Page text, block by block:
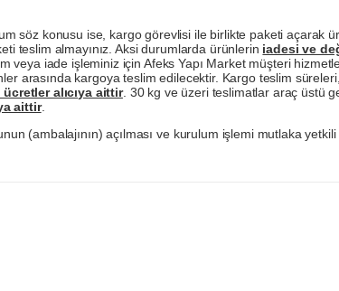
söz konusu ise, kargo görevlisi ile birlikte paketi açarak
teslim almayınız. Aksi durumlarda ürünlerin iadesi ve
veya iade işleminiz için Afeks Yapı Market müşteri
arasında kargoya teslim edilecektir. Kargo teslim
ücretler alıcıya aittir. 30 kg ve üzeri teslimatlar araç üstü
aittir.
(ambalajının) açılması ve kurulum işlemi mutlaka yetkili